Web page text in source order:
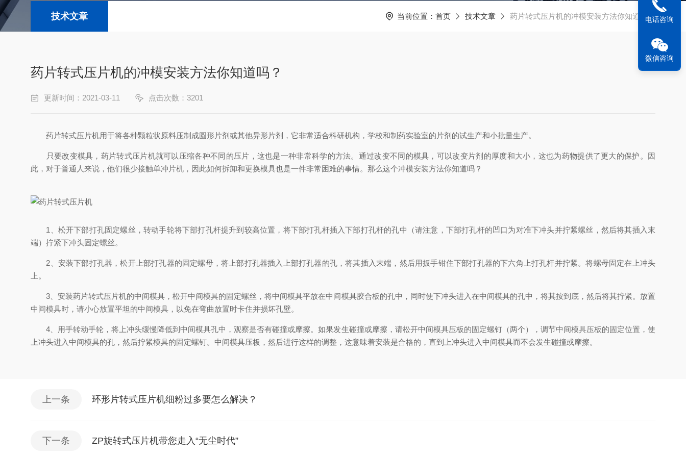
技术文章 当前位置： 首页 技术文章 药片转式压片机的冲模安装方法你知道吗？
药片转式压片机的冲模安装方法你知道吗？
更新时间：2021-03-11 点击次数：3201
药片转式压片机用于将各种颗粒状原料压制成圆形片剂或其他异形片剂，它非常适合科研机构，学校和制药实验室的片剂的试生产和小批量生产。
只要改变模具，药片转式压片机就可以压缩各种不同的压片，这也是一种非常科学的方法。通过改变不同的模具，可以改变片剂的厚度和大小，这也为药物提供了更大的保护。因
此，对于普通人来说，他们很少接触单冲片机，因此如何拆卸和更换模具也是一件非常困难的事情。那么这个冲模安装方法你知道吗？
1、松开下部打孔固定螺丝，转动手轮将下部打孔杆提升到较高位置，将下部打孔杆插入下部打孔杆的孔中（请注意，下部打孔杆的凹口为对准下冲头并拧紧螺丝，然后将其插入末
端）拧紧下冲头固定螺丝。
2、安装下部打孔器，松开上部打孔器的固定螺母，将上部打孔器插入上部打孔器的孔，将其插入末端，然后用扳手钳住下部打孔器的下六角上打孔杆并拧紧。将螺母固定在上冲头
上。
3、安装药片转式压片机的中间模具，松开中间模具的固定螺丝，将中间模具平放在中间模具胶合板的孔中，同时使下冲头进入在中间模具的孔中，将其按到底，然后将其拧紧。放置
中间模具时，请小心放置平坦的中间模具，以免在弯曲放置时卡住并损坏孔壁。
4、用手转动手轮，将上冲头缓慢降低到中间模具孔中，观察是否有碰撞或摩擦。如果发生碰撞或摩擦，请松开中间模具压板的固定螺钉（两个），调节中间模具压板的固定位置，使
上冲头进入中间模具的孔，然后拧紧模具的固定螺钉。中间模具压板，然后进行这样的调整，这意味着安装是合格的，直到上冲头进入中间模具而不会发生碰撞或摩擦。
上一条 环形片转式压片机细粉过多要怎么解决？
下一条 ZP旋转式压片机带您走入“无尘时代”
电话咨询
微信咨询